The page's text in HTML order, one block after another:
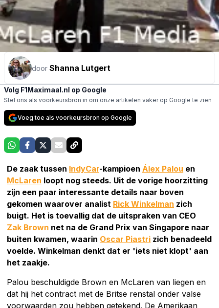
door Shanna Lutgert
Volg F1Maximaal.nl op Google
Stel ons als voorkeursbron in om onze artikelen vaker op Google te zien
Voeg toe als voorkeursbron op Google
De zaak tussen IndyCar-kampioen Álex Palou en
McLaren loopt nog steeds. Uit de vorige hoorzitting
zijn een paar interessante details naar boven
gekomen waarover analist Rick Winkelman zich
buigt. Het is toevallig dat de uitspraken van CEO
Zak Brown net na de Grand Prix van Singapore naar
buiten kwamen, waarin Oscar Piastri zich benadeeld
voelde. Winkelman denkt dat er 'iets niet klopt' aan
het zaakje.
Palou beschuldigde Brown en McLaren van liegen en
dat hij het contract met de Britse renstal onder valse
voorwaarden zou hebben getekend. De Amerikaan